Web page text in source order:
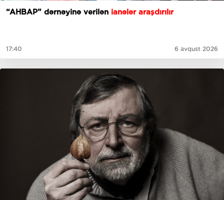
“AHBAP” dərnəyinə verilən ianələr araşdırılır
17:40 6 avqust 2026